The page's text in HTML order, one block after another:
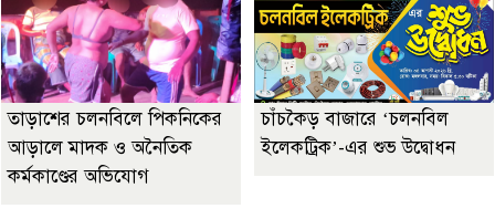
তাড়াশের চলনবিলে পিকনিকের
আড়ালে মাদক ও অনৈতিক
কর্মকাণ্ডের অভিযোগ
চাঁচকৈড় বাজারে ‘চলনবিল
ইলেকট্রিক’-এর শুভ উদ্বোধন